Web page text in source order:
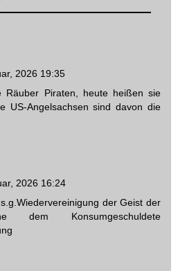
2026 19:35
Räuber Piraten, heute heißen sie
US-Angelsachsen sind davon die
2026 16:24
der Geist der
dem Konsumgeschuldete